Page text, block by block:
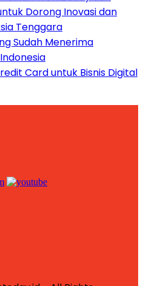
Dorong Inovasi dan
Tenggara
Sudah Menerima
Card untuk Bisnis Digital